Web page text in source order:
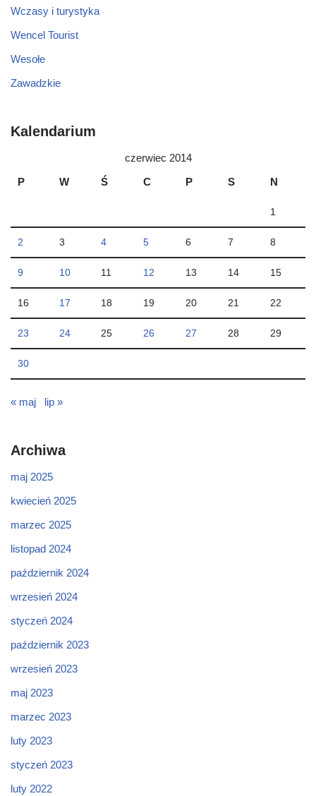
Wczasy i turystyka
Wencel Tourist
Wesołe
Zawadzkie
Kalendarium
czerwiec 2014
P
W Ś C P S N
1
2 3 4 5 6 7 8
9 10 11 12 13 14 15
16 17 18 19 20 21 22
23 24 25 26 27 28 29
30
« maj lip »
Archiwa
maj 2025
kwiecień 2025
marzec 2025
listopad 2024
październik 2024
wrzesień 2024
styczeń 2024
październik 2023
wrzesień 2023
maj 2023
marzec 2023
luty 2023
styczeń 2023
luty 2022